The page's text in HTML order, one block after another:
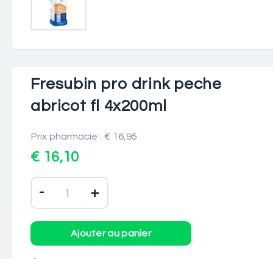
Fresubin pro drink peche
abricot fl 4x200ml
Prix pharmacie : € 16,95
€ 16,10
- +